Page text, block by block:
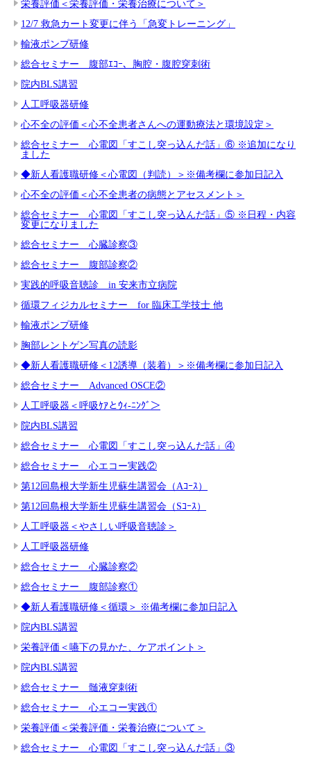
栄養評価＜栄養評価・栄養治療について＞
12/7 救急カート変更に伴う「急変トレーニング」
輸液ポンプ研修
総合セミナー 腹部ｴｺｰ、胸腔・腹腔穿刺術
院内BLS講習
人工呼吸器研修
心不全の評価＜心不全患者さんへの運動療法と環境設定＞
総合セミナー 心電図「すこし突っ込んだ話」⑥ ※追加になり
ました
◆新人看護職研修＜心電図（判読）＞※備考欄に参加日記入
心不全の評価＜心不全患者の病態とアセスメント＞
総合セミナー 心電図「すこし突っ込んだ話」⑤ ※日程・内容
変更になりました
総合セミナー 心臓診察③
総合セミナー 腹部診察②
実践的呼吸音聴診 in 安来市立病院
循環フィジカルセミナー for 臨床工学技士 他
輸液ポンプ研修
胸部レントゲン写真の読影
◆新人看護職研修＜12誘導（装着）＞※備考欄に参加日記入
総合セミナー Advanced OSCE②
人工呼吸器＜呼吸ｹｱとｳｨ-ﾆﾝｸﾞ＞
院内BLS講習
総合セミナー 心電図「すこし突っ込んだ話」④
総合セミナー 心エコー実践②
第12回島根大学新生児蘇生講習会（Aｺｰｽ）
第12回島根大学新生児蘇生講習会（Sｺｰｽ）
人工呼吸器＜やさしい呼吸音聴診＞
人工呼吸器研修
総合セミナー 心臓診察②
総合セミナー 腹部診察①
◆新人看護職研修＜循環＞ ※備考欄に参加日記入
院内BLS講習
栄養評価＜嚥下の見かた、ケアポイント＞
院内BLS講習
総合セミナー 髄液穿刺術
総合セミナー 心エコー実践①
栄養評価＜栄養評価・栄養治療について＞
総合セミナー 心電図「すこし突っ込んだ話」③